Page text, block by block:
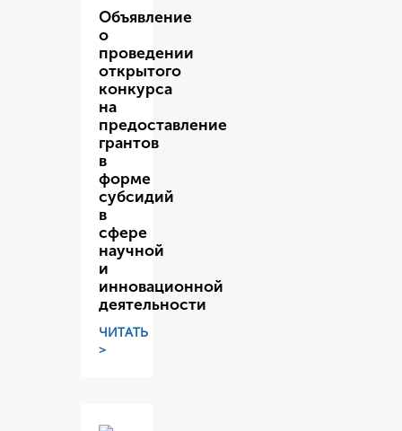
Объявление
о
проведении
открытого
конкурса
на
предоставление
грантов
в
форме
субсидий
в
сфере
научной
и
инновационной
деятельности
ЧИТАТЬ
>